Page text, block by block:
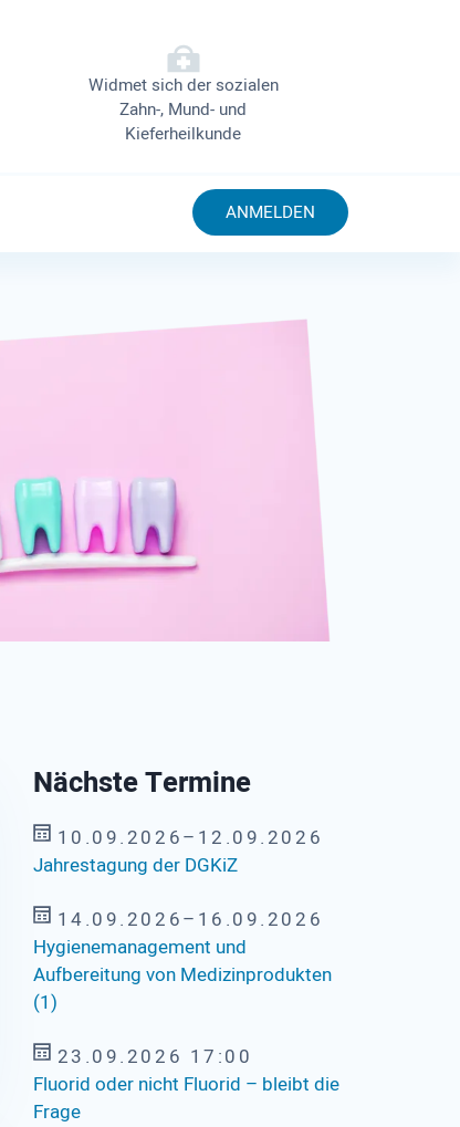
Widmet sich der sozialen
Zahn-, Mund- und
Kieferheilkunde
ANMELDEN
Nächste Termine
10.09.2026–12.09.2026
Jahrestagung der DGKiZ
14.09.2026–16.09.2026
Hygienemanagement und
Aufbereitung von Medizinprodukten
(1)
23.09.2026 17:00
Fluorid oder nicht Fluorid – bleibt die
Frage